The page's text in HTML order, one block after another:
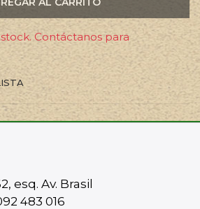
Contáctanos para
esq. Av. Brasil
483 016